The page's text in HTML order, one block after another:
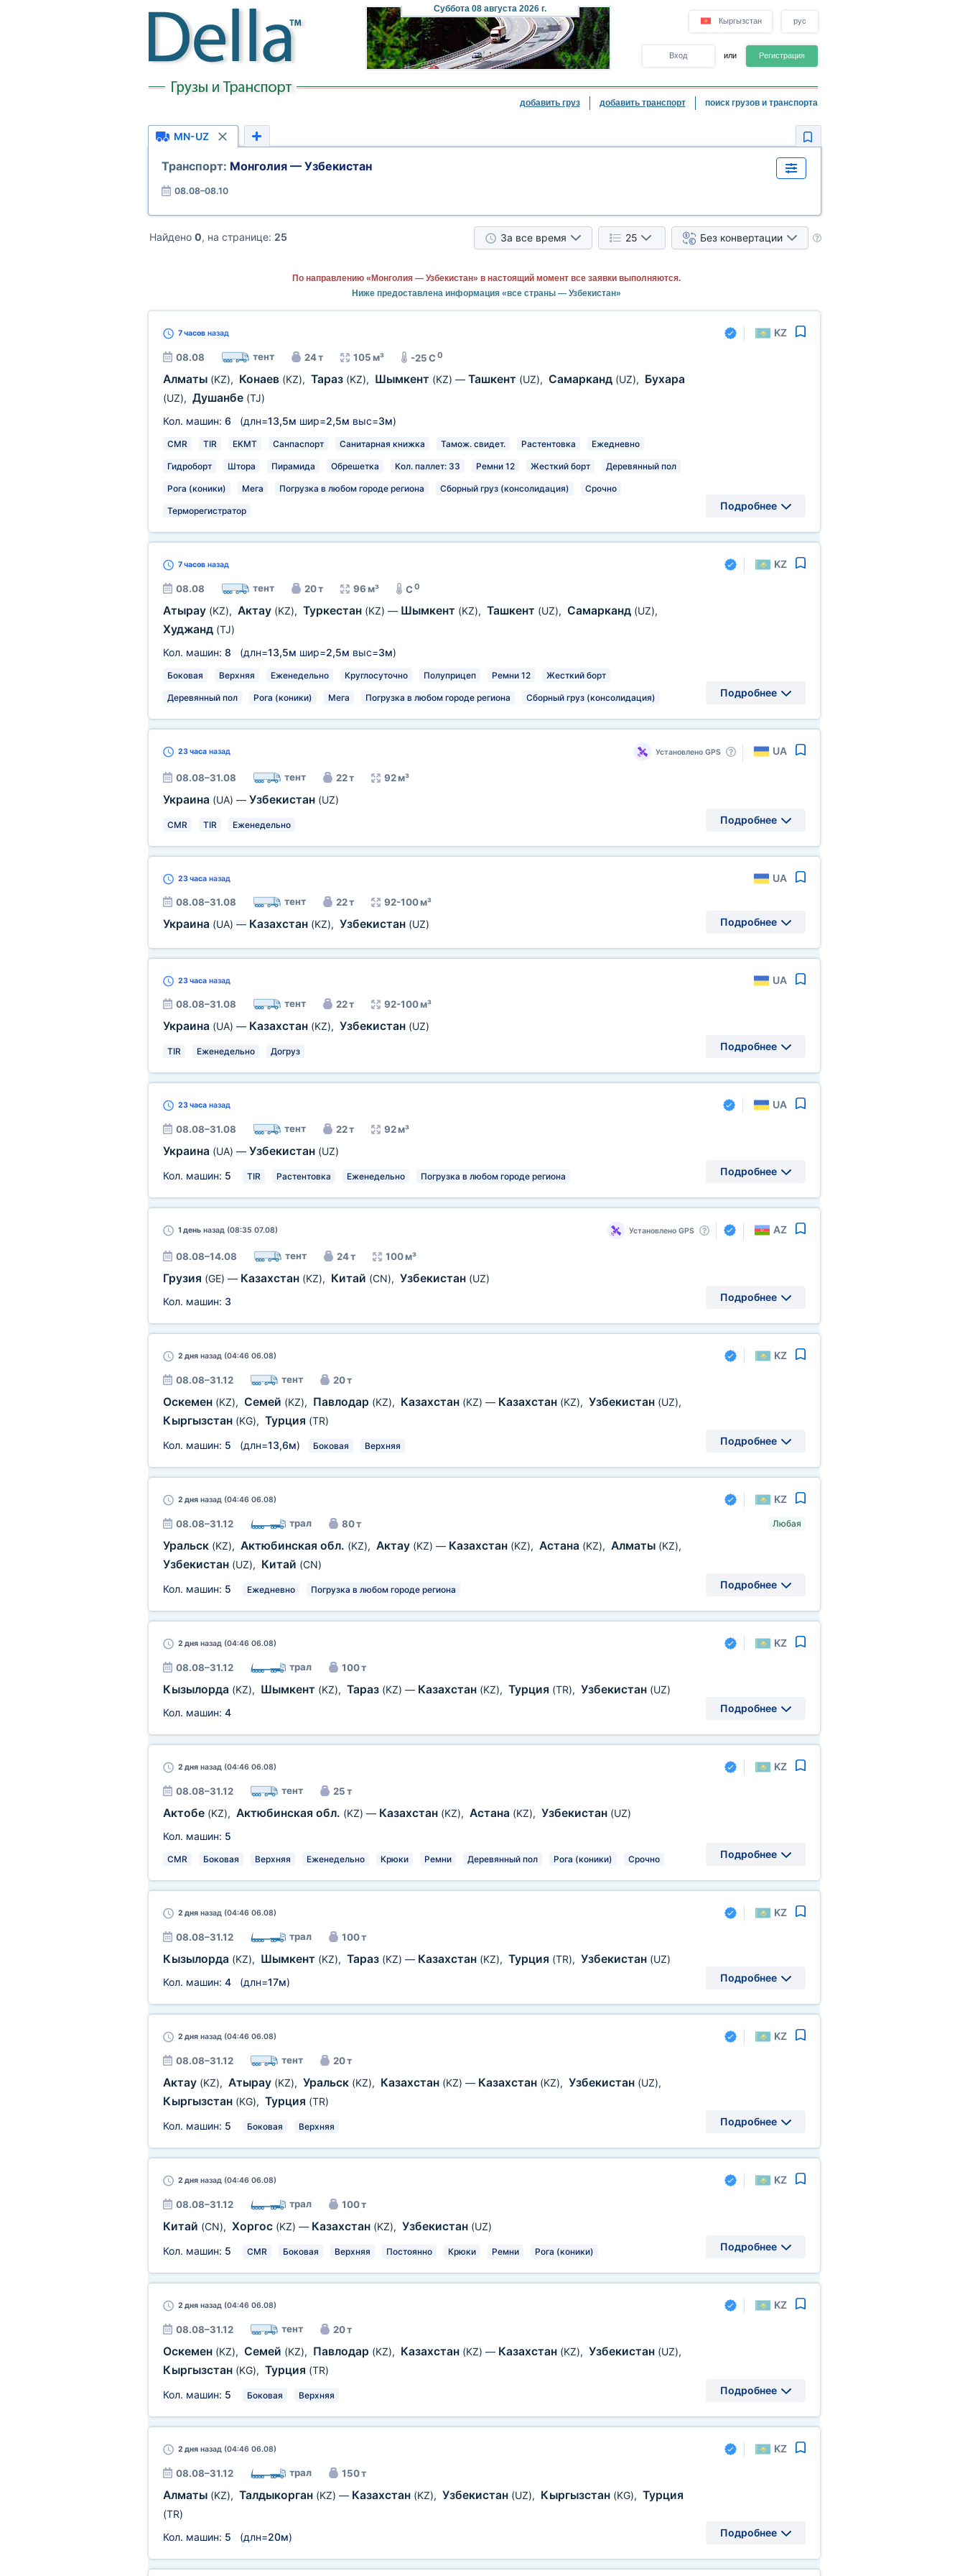
Суббота08 августа 2026 г.
Кыргызстан рус
Вход или Регистрация
добавить груз добавить транспорт поиск грузов и транспорта
MN-UZ
Транспорт: Монголия — Узбекистан
08.08–08.10
Найдено 0, на странице: 25 За все время 25 Без конвертации
По направлению «Монголия — Узбекистан» в настоящий момент все заявки выполняются.
Ниже предоставлена информация «все страны — Узбекистан»
7 часовназад KZ
08.08 тент 24 т 105 м³ -25 C0
Алматы (KZ), Конаев (KZ), Тараз (KZ), Шымкент (KZ) — Ташкент (UZ), Самарканд (UZ), Бухара
(UZ), Душанбе (TJ)
Кол. машин: 6 (длн=13,5м шир=2,5м выс=3м)
CMR TIR EKMT Санпаспорт Санитарная книжка Тамож. свидет. Растентовка Ежедневно
Гидроборт Штора Пирамида Обрешетка Кол. паллет: 33 Ремни 12 Жесткий борт Деревянный пол
Рога (коники) Мега Погрузка в любом городе региона Сборный груз (консолидация) Срочно
Терморегистратор Подробнее
7 часовназад KZ
08.08 тент 20 т 96 м³ C0
Атырау (KZ), Актау (KZ), Туркестан (KZ) — Шымкент (KZ), Ташкент (UZ), Самарканд (UZ),
Худжанд (TJ)
Кол. машин: 8 (длн=13,5м шир=2,5м выс=3м)
Боковая Верхняя Еженедельно Круглосуточно Полуприцеп Ремни 12 Жесткий борт
Деревянный пол Рога (коники) Мега Погрузка в любом городе региона Сборный груз (консолидация) Подробнее
23 часаназад Установлено GPS UA
08.08–31.08 тент 22 т 92 м³
Украина (UA) — Узбекистан (UZ)
CMR TIR Еженедельно Подробнее
23 часаназад UA
08.08–31.08 тент 22 т 92-100 м³
Украина (UA) — Казахстан (KZ), Узбекистан (UZ) Подробнее
23 часаназад UA
08.08–31.08 тент 22 т 92-100 м³
Украина (UA) — Казахстан (KZ), Узбекистан (UZ)
TIR Еженедельно Догруз Подробнее
23 часаназад UA
08.08–31.08 тент 22 т 92 м³
Украина (UA) — Узбекистан (UZ)
Кол. машин: 5 TIR Растентовка Еженедельно Погрузка в любом городе региона Подробнее
1 деньназад (08:35 07.08) Установлено GPS AZ
08.08–14.08 тент 24 т 100 м³
Грузия (GE) — Казахстан (KZ), Китай (CN), Узбекистан (UZ)
Кол. машин: 3 Подробнее
2 дняназад (04:46 06.08) KZ
08.08–31.12 тент 20 т
Оскемен (KZ), Семей (KZ), Павлодар (KZ), Казахстан (KZ) — Казахстан (KZ), Узбекистан (UZ),
Кыргызстан (KG), Турция (TR)
Кол. машин: 5 (длн=13,6м) Боковая Верхняя Подробнее
2 дняназад (04:46 06.08) KZ
08.08–31.12 трал 80 т
Уральск (KZ), Актюбинская обл. (KZ), Актау (KZ) — Казахстан (KZ), Астана (KZ), Алматы (KZ),
Узбекистан (UZ), Китай (CN)
Кол. машин: 5 Ежедневно Погрузка в любом городе региона
Любая
Подробнее
2 дняназад (04:46 06.08) KZ
08.08–31.12 трал 100 т
Кызылорда (KZ), Шымкент (KZ), Тараз (KZ) — Казахстан (KZ), Турция (TR), Узбекистан (UZ)
Кол. машин: 4 Подробнее
2 дняназад (04:46 06.08) KZ
08.08–31.12 тент 25 т
Актобе (KZ), Актюбинская обл. (KZ) — Казахстан (KZ), Астана (KZ), Узбекистан (UZ)
Кол. машин: 5
CMR Боковая Верхняя Еженедельно Крюки Ремни Деревянный пол Рога (коники) Срочно Подробнее
2 дняназад (04:46 06.08) KZ
08.08–31.12 трал 100 т
Кызылорда (KZ), Шымкент (KZ), Тараз (KZ) — Казахстан (KZ), Турция (TR), Узбекистан (UZ)
Кол. машин: 4(длн=17м) Подробнее
2 дняназад (04:46 06.08) KZ
08.08–31.12 тент 20 т
Актау (KZ), Атырау (KZ), Уральск (KZ), Казахстан (KZ) — Казахстан (KZ), Узбекистан (UZ),
Кыргызстан (KG), Турция (TR)
Кол. машин: 5 Боковая Верхняя Подробнее
2 дняназад (04:46 06.08) KZ
08.08–31.12 трал 100 т
Китай (CN), Хоргос (KZ) — Казахстан (KZ), Узбекистан (UZ)
Кол. машин: 5 CMR Боковая Верхняя Постоянно Крюки Ремни Рога (коники) Подробнее
2 дняназад (04:46 06.08) KZ
08.08–31.12 тент 20 т
Оскемен (KZ), Семей (KZ), Павлодар (KZ), Казахстан (KZ) — Казахстан (KZ), Узбекистан (UZ),
Кыргызстан (KG), Турция (TR)
Кол. машин: 5 Боковая Верхняя Подробнее
2 дняназад (04:46 06.08) KZ
08.08–31.12 трал 150 т
Алматы (KZ), Талдыкорган (KZ) — Казахстан (KZ), Узбекистан (UZ), Кыргызстан (KG), Турция
(TR)
Кол. машин: 5 (длн=20м) Подробнее